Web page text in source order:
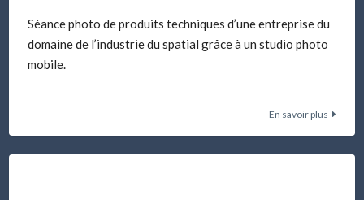
Séance photo de produits techniques d’une entreprise du
domaine de l’industrie du spatial grâce à un studio photo
mobile.
En savoir plus